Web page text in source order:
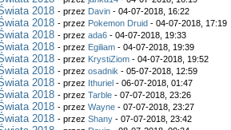
2018 - przez Davin - 04-07-2018, 16:22
2018 - przez Pokemon Druid - 04-07-2018, 17:19
2018 - przezada6 - 04-07-2018, 19:33
2018 - przez Egiliam - 04-07-2018, 19:39
2018 - przez KrystiZiom - 04-07-2018, 19:52
2018 - przezosadnik - 05-07-2018, 12:59
2018 - przez Ithuriel - 06-07-2018, 01:47
2018 - przezTarble - 07-07-2018, 23:26
2018 - przezWayne - 07-07-2018, 23:27
2018 - przezShany - 07-07-2018, 23:42